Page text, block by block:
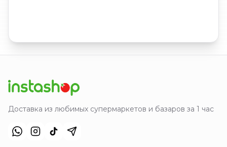
Доставка из любимых супермаркетов и базаров за 1 час